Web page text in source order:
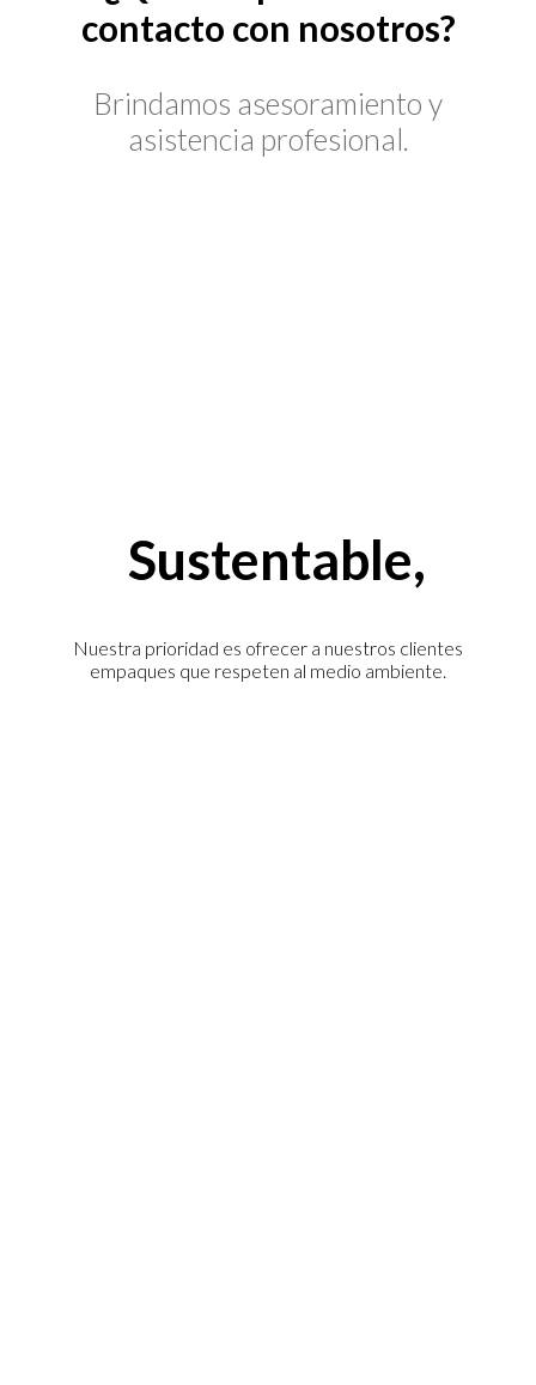
contacto con nosotros?
Brindamos asesoramiento y
asistencia profesional.
Sustentable,
Nuestra prioridad es ofrecer a nuestros clientes
empaques que respeten al medio ambiente.